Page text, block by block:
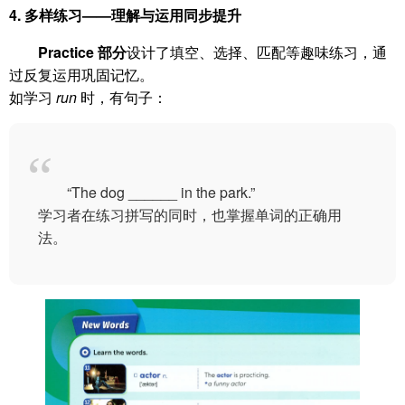
4. 多样练习——理解与运用同步提升
Practice 部分设计了填空、选择、匹配等趣味练习，通
过反复运用巩固记忆。
如学习 run 时，有句子：
“The dog ______ in the park.”
学习者在练习拼写的同时，也掌握单词的正确用
法。